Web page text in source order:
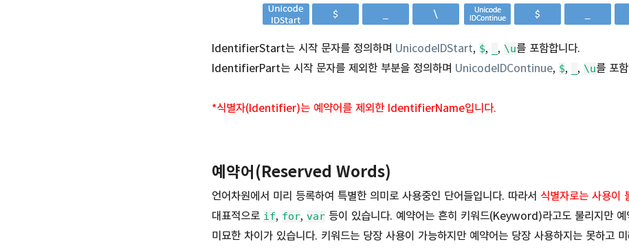
IdentifierStart는 시작 문자를 정의하며 UnicodeIDStart, $, , \u를 포함합니다.
IdentifierPart는 시작 문자를 제외한 부분을 정의하며 UnicodeIDContinue, $, , \u를 포
*식별자(Identifier)는 예약어를 제외한 IdentifierName입니다.
예약어(Reserved Words)
언어차원에서 미리 등록하여 특별한 의미로 사용중인 단어들입니다. 따라서 식별자로는 사용이
대표적으로 if, for, var 등이 있습니다. 예약어는 흔히 키워드(Keyword)라고도 불리지만 예
미묘한 차이가 있습니다. 키워드는 당장 사용이 가능하지만 예약어는 당장 사용하지는 못하고